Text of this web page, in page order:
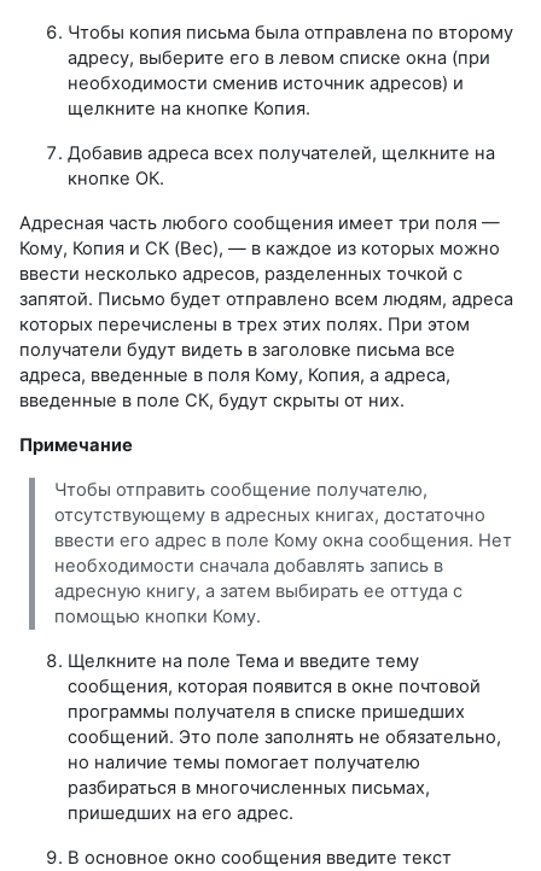
Чтобы копия письма была отправлена по второму
адресу, выберите его в левом списке окна (при
необходимости сменив источник адресов) и
щелкните на кнопке Копия.
Добавив адреса всех получателей, щелкните на
кнопке ОК.
Адресная часть любого сообщения имеет три поля —
Кому, Копия и СК (Вес), — в каждое из которых можно
ввести несколько адресов, разделенных точкой с
запятой. Письмо будет отправлено всем людям, адреса
которых перечислены в трех этих полях. При этом
получатели будут видеть в заголовке письма все
адреса, введенные в поля Кому, Копия, а адреса,
введенные в поле СК, будут скрыты от них.
Примечание
Чтобы отправить сообщение получателю,
отсутствующему в адресных книгах, достаточно
ввести его адрес в поле Кому окна сообщения. Нет
необходимости сначала добавлять запись в
адресную книгу, а затем выбирать ее оттуда с
помощью кнопки Кому.
Щелкните на поле Тема и введите тему
сообщения, которая появится в окне почтовой
программы получателя в списке пришедших
сообщений. Это поле заполнять не обязательно,
но наличие темы помогает получателю
разбираться в многочисленных письмах,
пришедших на его адрес.
В основное окно сообщения введите текст